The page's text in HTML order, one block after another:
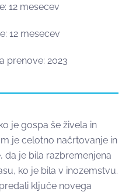
12 mesecev
12 mesecev
prenove: 2023
je gospa še živela in
je celotno načrtovanje in
je bila razbremenjena
ko je bila v inozemstvu.
ključe novega